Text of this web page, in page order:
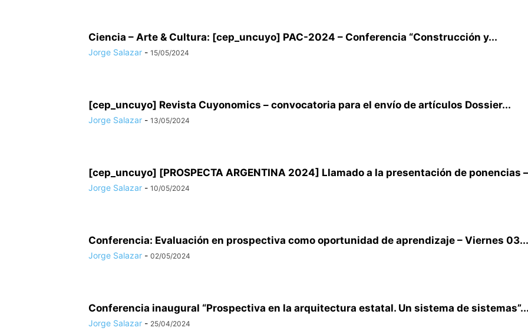
Ciencia – Arte & Cultura: [cep_uncuyo] PAC-2024 – Conferencia “Construcción y...
Jorge Salazar - 15/05/2024
[cep_uncuyo] Revista Cuyonomics – convocatoria para el envío de artículos Dossier...
Jorge Salazar - 13/05/2024
[cep_uncuyo] [PROSPECTA ARGENTINA 2024] Llamado a la presentación de ponencias
Jorge Salazar - 10/05/2024
Conferencia: Evaluación en prospectiva como oportunidad de aprendizaje – Viernes 03...
Jorge Salazar - 02/05/2024
Conferencia inaugural “Prospectiva en la arquitectura estatal. Un sistema de sistemas”...
Jorge Salazar - 25/04/2024